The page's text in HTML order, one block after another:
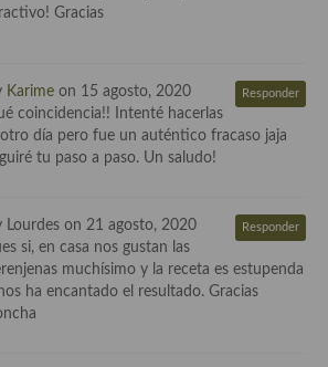
Gracias
Karime on 15 agosto, 2020 Responder
coincidencia!! Intenté hacerlas
otro día pero fue un auténtico fracaso jaja
tu paso a paso. Un saludo!
Lourdes on 21 agosto, 2020 Responder
si, en casa nos gustan las
muchísimo y la receta es estupenda
ha encantado el resultado. Gracias